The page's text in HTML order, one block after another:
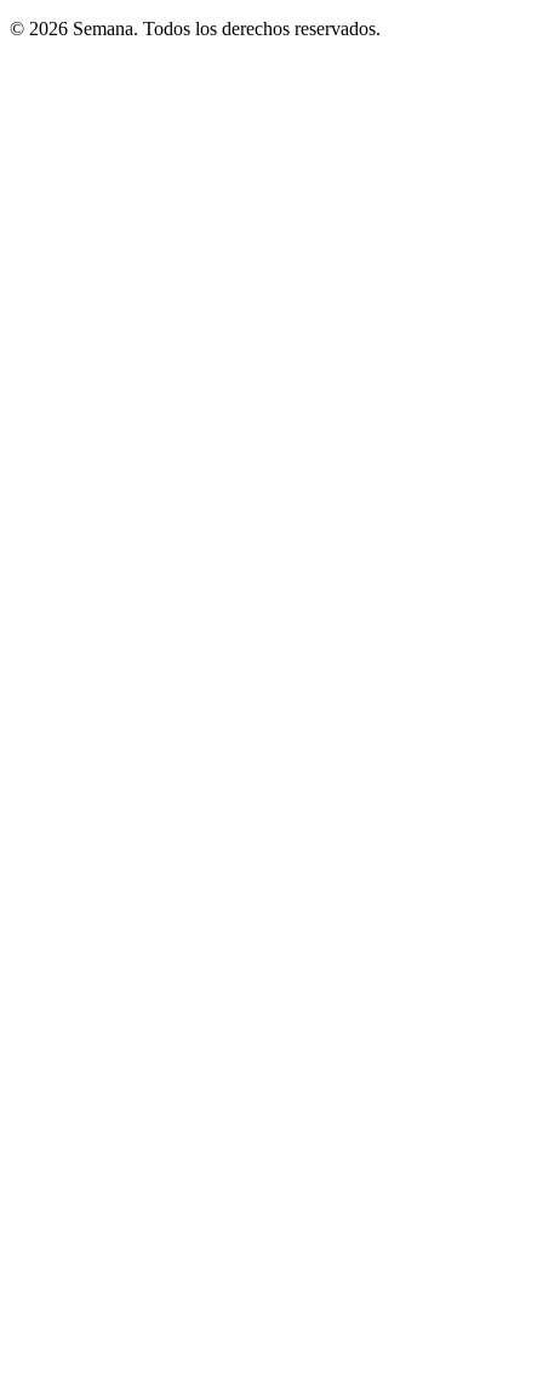
© 2026 Semana. Todos los derechos reservados.